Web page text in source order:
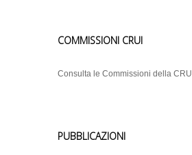
COMMISSIONI CRUI
Consulta le Commissioni della CRUI
PUBBLICAZIONI